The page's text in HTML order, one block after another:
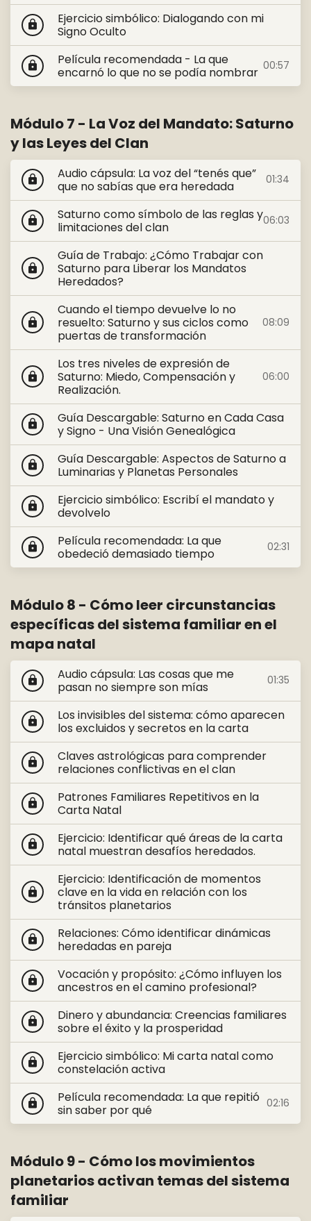
lock
Ejercicio simbólico: Dialogando con mi
Signo Oculto
lock
Película recomendada - La que
encarnó lo que no se podía nombrar 00:57
Módulo 7 - La Voz del Mandato: Saturno
y las Leyes del Clan
lock
Audio cápsula: La voz del “tenés que”
que no sabías que era heredada
01:34
lock
Saturno como símbolo de las reglas y
limitaciones del clan
06:03
lock
Guía de Trabajo: ¿Cómo Trabajar con
Saturno para Liberar los Mandatos
Heredados?
lock
Cuando el tiempo devuelve lo no
resuelto: Saturno y sus ciclos como
puertas de transformación
08:09
lock
Los tres niveles de expresión de
Saturno: Miedo, Compensación y
Realización.
06:00
lock
Guía Descargable: Saturno en Cada Casa
y Signo - Una Visión Genealógica
lock
Guía Descargable: Aspectos de Saturno a
Luminarias y Planetas Personales
lock
Ejercicio simbólico: Escribí el mandato y
devolvelo
lock
Película recomendada: La que
obedeció demasiado tiempo
02:31
Módulo 8 - Cómo leer circunstancias
específicas del sistema familiar en el
mapa natal
lock
Audio cápsula: Las cosas que me
pasan no siempre son mías
01:35
lock
Los invisibles del sistema: cómo aparecen
los excluidos y secretos en la carta
lock
Claves astrológicas para comprender
relaciones conflictivas en el clan
lock
Patrones Familiares Repetitivos en la
Carta Natal
lock
Ejercicio: Identificar qué áreas de la carta
natal muestran desafíos heredados.
lock
Ejercicio: Identificación de momentos
clave en la vida en relación con los
tránsitos planetarios
lock
Relaciones: Cómo identificar dinámicas
heredadas en pareja
lock
Vocación y propósito: ¿Cómo influyen los
ancestros en el camino profesional?
lock
Dinero y abundancia: Creencias familiares
sobre el éxito y la prosperidad
lock
Ejercicio simbólico: Mi carta natal como
constelación activa
lock
Película recomendada: La que repitió
sin saber por qué
02:16
Módulo 9 - Cómo los movimientos
planetarios activan temas del sistema
familiar